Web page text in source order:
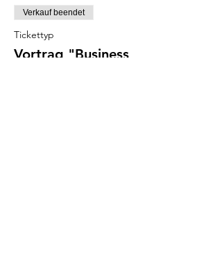
Verkauf beendet
Tickettyp
Vortrag "Business